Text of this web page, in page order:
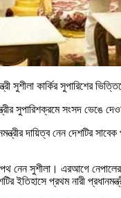
সুশীলা কার্কির সুপারিশের
সুপারিশক্রমে সংসদ ভেঙে
দায়িত্ব নেন দেশটির
নেন সুশীলা। এরআগে নেপালের
ইতিহাসে প্রথম নারী